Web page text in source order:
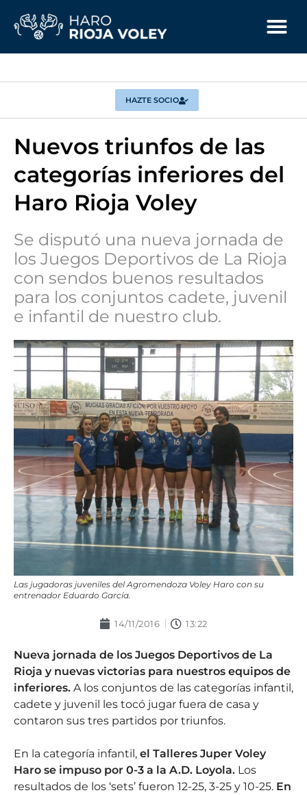
HAZTE SOCIO
Nuevos triunfos de las
categorías inferiores del
Haro Rioja Voley
Se disputó una nueva jornada de
los Juegos Deportivos de La Rioja
con sendos buenos resultados
para los conjuntos cadete, juvenil
e infantil de nuestro club.
Las jugadoras juveniles del Agromendoza Voley Haro con su
entrenador Eduardo García.
14/11/2016 13:22
Nueva jornada de los Juegos Deportivos de La
Rioja y nuevas victorias para nuestros equipos de
inferiores. A los conjuntos de las categorías infantil,
cadete y juvenil les tocó jugar fuera de casa y
contaron sus tres partidos por triunfos.
En la categoría infantil, el Talleres Juper Voley
Haro se impuso por 0-3 a la A.D. Loyola. Los
resultados de los ‘sets’ fueron 12-25, 3-25 y 10-25. En